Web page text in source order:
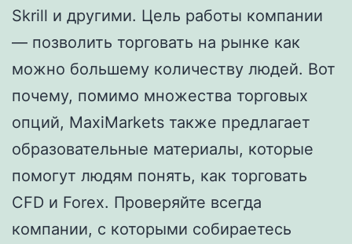
Skrill и другими. Цель работы компании
— позволить торговать на рынке как
можно большему количеству людей. Вот
почему, помимо множества торговых
опций, MaxiMarkets также предлагает
образовательные материалы, которые
помогут людям понять, как торговать
CFD и Forex. Проверяйте всегда
компании, с которыми собираетесь